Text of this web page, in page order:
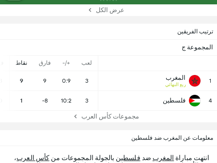
ترتيب الفريقين
المجموعة ج
لعب +/- فارق نقاط
1 المغرب
ربع النهائي
3
0:9
9
9
4 فلسطين 3
10:2
-8
1
مجموعات كأس العرب
عرض الكل
معلومات عن المغرب ضد فلسطين
انتهت مباراة المغرب ضد فلسطين بالجولة المجموعات منكأس العرب،